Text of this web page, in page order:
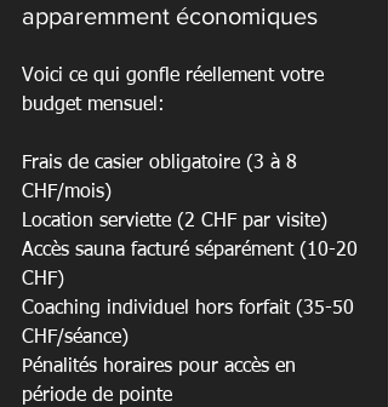
apparemment économiques
Voici ce qui gonfle réellement votre
budget mensuel:
Frais de casier obligatoire (3 à 8
CHF/mois)
Location serviette (2 CHF par visite)
Accès sauna facturé séparément (10-20
CHF)
Coaching individuel hors forfait (35-50
CHF/séance)
Pénalités horaires pour accès en
période de pointe